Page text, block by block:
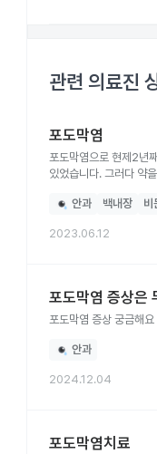
관련 의료진
포도막염
포도막염으로 현제2년째 진행중인데요 2년정도 스테로이드약을 복용해왔고, 재
있었습니다. 그러다 약을 계속 지속적으로 먹는것은 좋지 않다고 하셔서 눈에 넣는 스테로이드 주사를 권하셨고, 현제 총 오른쪽 2번 왼쪽1번을
초기지만 수술도 진행해야한다고 하더라고요. 여기서 궁금한점은 포도
가볼까 고민중이라서요!
안과 백내장 비
2023.06.12
포도막염 증상은
포도막염 증상 궁금해요
안과
2024.12.04
포도막염치료